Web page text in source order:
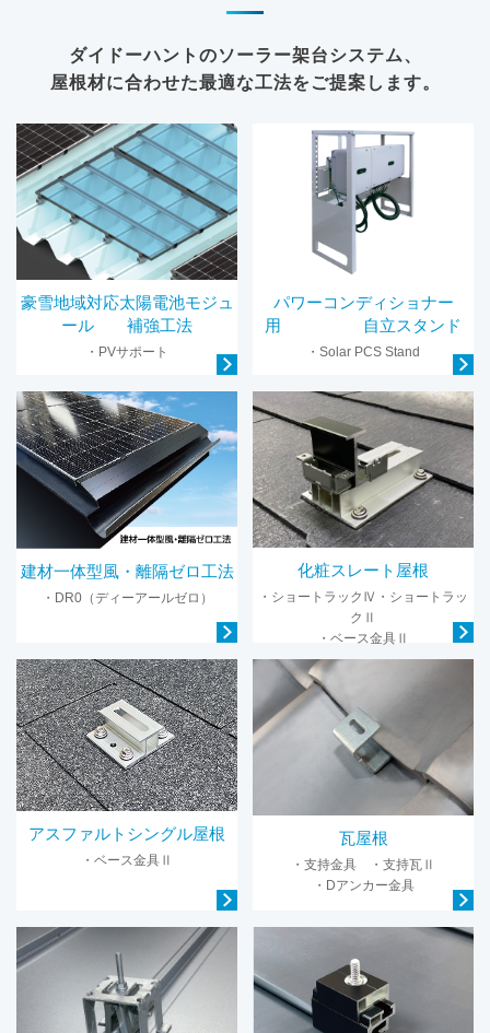
ダイドーハントのソーラー架台システム、
屋根材に合わせた最適な工法をご提案します。
豪雪地域対応太陽電池モジュ
ール 補強工法
・PVサポート
パワーコンディショナー
用 自立スタンド
・Solar PCS Stand
建材一体型風・離隔ゼロ工法
・DR0（ディーアールゼロ）
化粧スレート屋根
・ショートラックⅣ・ショートラッ
クⅡ
・ベース金具Ⅱ
アスファルトシングル屋根
・ベース金具Ⅱ
瓦屋根
・支持金具 ・支持瓦Ⅱ
・Dアンカー金具